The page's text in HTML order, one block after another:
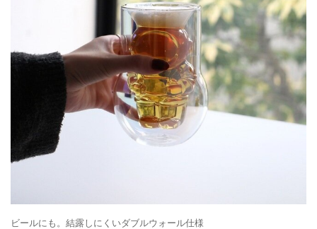
ビールにも。結露しにくいダブルウォール仕様